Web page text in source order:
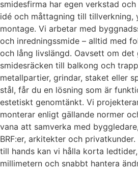
smidesfirma har egen verkstad
idé och måttagning till tillverkning,
montage. Vi arbetar med
och inredningssmide – alltid med
och lång livslängd. Oavsett om det
smidesräcken till balkong och
metallpartier, grindar, staket eller
stål, får du en lösning som är
estetiskt genomtänkt. Vi
monterar enligt gällande normer
vana att samverka med
BRF:er, arkitekter och
till hands kan vi hålla korta
millimetern och snabbt hantera